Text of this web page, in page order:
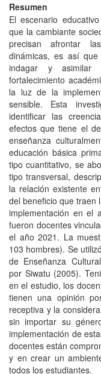
Resumen
El escenario
que la cambiante
precisan afrontar
dinámicas, es así
indagar y asimilar
fortalecimiento
la luz de la
sensible. Esta
identificar las
efectos que tiene el
enseñanza
educación básica
tipo cuantitativo, se
tipo transversal,
la relación existente
del beneficio que traen
implementación en el
fueron docentes
el año 2021. La
103 hombres). Se
de Enseñanza
por Siwatu (2005).
en el estudio, los
tienen una opinión
receptiva y la
sin importar su
implementación de
docentes están
y en crear un
todos los estudiantes.